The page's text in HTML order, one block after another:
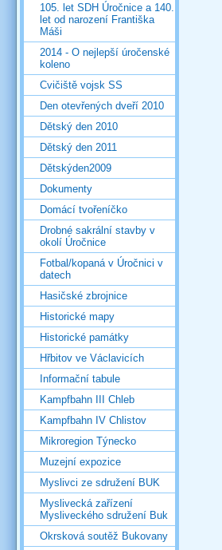
105. let SDH Úročnice a 140.
let od narození Františka
Máši
2014 - O nejlepší úročenské
koleno
Cvičiště vojsk SS
Den otevřených dveří 2010
Dětský den 2010
Dětský den 2011
Dětskýden2009
Dokumenty
Domácí tvořeníčko
Drobné sakrální stavby v
okolí Úročnice
Fotbal/kopaná v Úročnici v
datech
Hasičské zbrojnice
Historické mapy
Historické památky
Hřbitov ve Václavicích
Informační tabule
Kampfbahn III Chleb
Kampfbahn IV Chlistov
Mikroregion Týnecko
Muzejní expozice
Myslivci ze sdružení BUK
Myslivecká zařízení
Mysliveckého sdružení Buk
Okrsková soutěž Bukovany